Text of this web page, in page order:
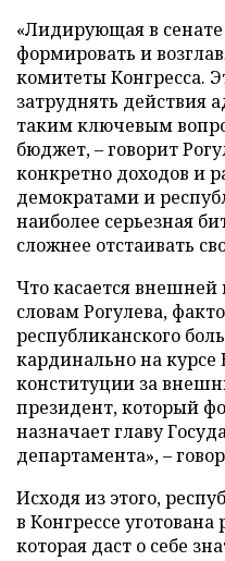
«Лидирующая в
формировать и
комитеты Конгресса.
затруднять
таким ключевым
бюджет, – говорит
конкретно доходов и
демократами и
наиболее серьезная
сложнее отстаивать
Что касается внешней
словам Рогулева,
республиканского
кардинально на курсе
конституции за
президент, который
назначает главу
департамента», –
Исходя из этого,
в Конгрессе
которая даст о себе